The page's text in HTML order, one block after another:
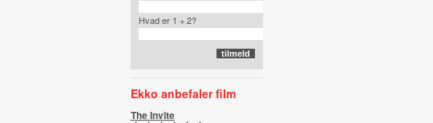
Hvad er 1 + 2?
Ekko anbefaler film
The Invite